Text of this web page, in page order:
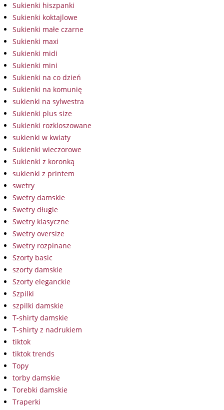
Sukienki hiszpanki
Sukienki koktajlowe
Sukienki małe czarne
Sukienki maxi
Sukienki midi
Sukienki mini
Sukienki na co dzień
Sukienki na komunię
sukienki na sylwestra
Sukienki plus size
Sukienki rozkloszowane
sukienki w kwiaty
Sukienki wieczorowe
Sukienki z koronką
sukienki z printem
swetry
Swetry damskie
Swetry długie
Swetry klasyczne
Swetry oversize
Swetry rozpinane
Szorty basic
szorty damskie
Szorty eleganckie
Szpilki
szpilki damskie
T-shirty damskie
T-shirty z nadrukiem
tiktok
tiktok trends
Topy
torby damskie
Torebki damskie
Traperki